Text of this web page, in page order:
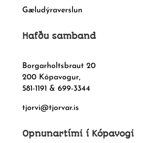
Gæludýraverslun
Hafðu samband
Borgarholtsbraut 20
200 Kópavogur,
581-1191 & 699-3344
tjorvi@tjorvar.is
Opnunartími í Kópavogi